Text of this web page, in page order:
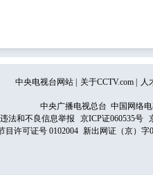
中央电视台网站 关于CCTV.com 人
中央广播电视总台 中国网络
违法和不良信息举报
京ICP证060535号
目许可证号 0102004 新出网证（京）